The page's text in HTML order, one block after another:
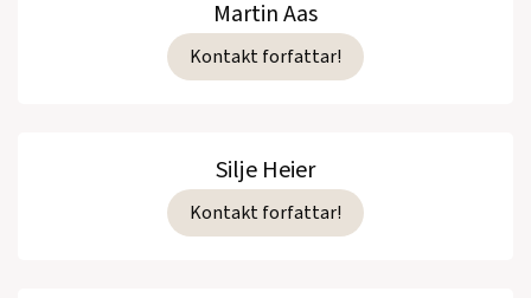
Martin Aas
Kontakt forfattar!
Silje Heier
Kontakt forfattar!